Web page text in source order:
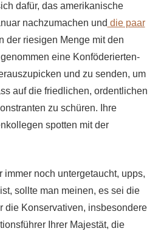
dafür, das amerikanische
nachzumachen und die paar
der riesigen Menge mit den
eine Konföderierten-
und zu senden, um
auf die friedlichen, ordentlichen
zu schüren. Ihre
spotten mit der
immer noch untergetaucht, upps,
sollte man meinen, es sei die
die Konservativen, insbesondere
Ihrer Majestät, die